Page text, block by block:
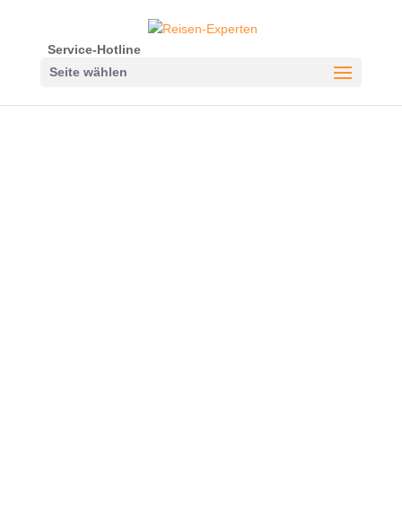
Service-Hotline
Seite wählen